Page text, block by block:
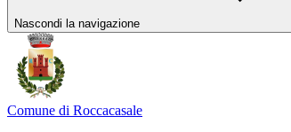
Nascondi la navigazione
Comune di Roccacasale